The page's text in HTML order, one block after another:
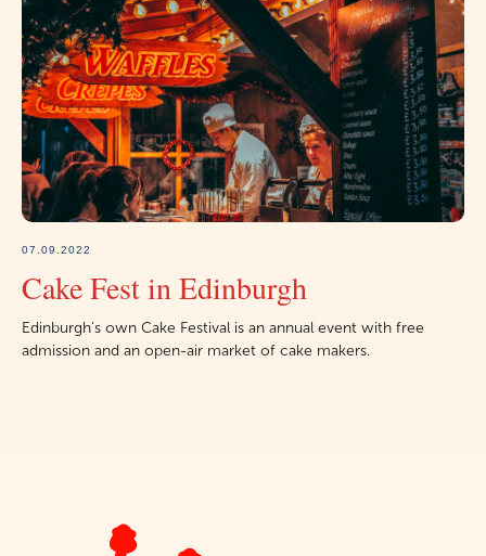
07.09.2022
Cake Fest in Edinburgh
Edinburgh's own Cake Festival is an annual event with free
admission and an open-air market of cake makers.